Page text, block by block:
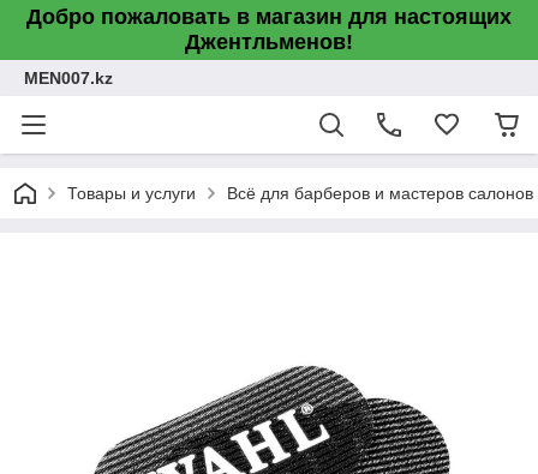
Добро пожаловать в магазин для настоящих
Джентльменов!
MEN007.kz
Товары и услуги Всё для барберов и мастеров салонов